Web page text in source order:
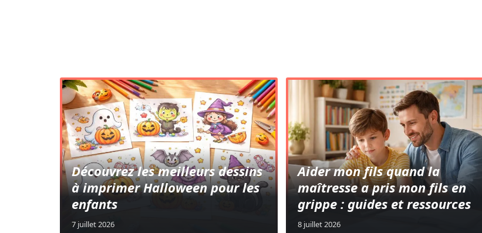
Découvrez les meilleurs dessins
à imprimer Halloween pour les
enfants
7 juillet 2026
Aider mon fils quand la
maîtresse a pris mon fils en
grippe : guides et ressources
8 juillet 2026